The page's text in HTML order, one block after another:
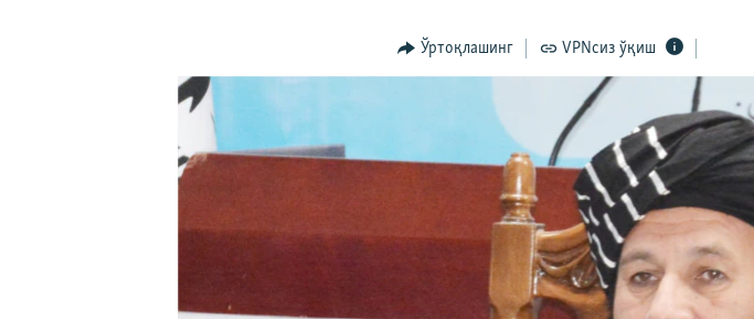
Ўртоқлашинг VPNсиз ўқиш